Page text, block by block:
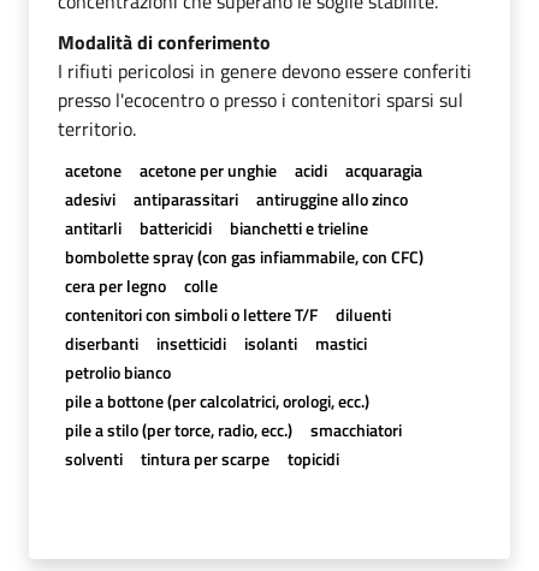
Modalità di conferimento
I rifiuti pericolosi in genere devono essere conferiti
presso l'ecocentro o presso i contenitori sparsi sul
territorio.
acetone acetone per unghie acidi
acquaragia
adesivi
antiparassitari
antiruggine allo zinco
antitarli
battericidi
bianchetti e trieline
bombolette spray (con gas infiammabile, con CFC)
cera per legno
colle
contenitori con simboli o lettere T/F
diluenti
diserbanti
insetticidi isolanti
mastici
petrolio bianco
pile a bottone (per calcolatrici, orologi, ecc.)
pile a stilo (per torce, radio, ecc.)
smacchiatori
solventi
tintura per scarpe topicidi